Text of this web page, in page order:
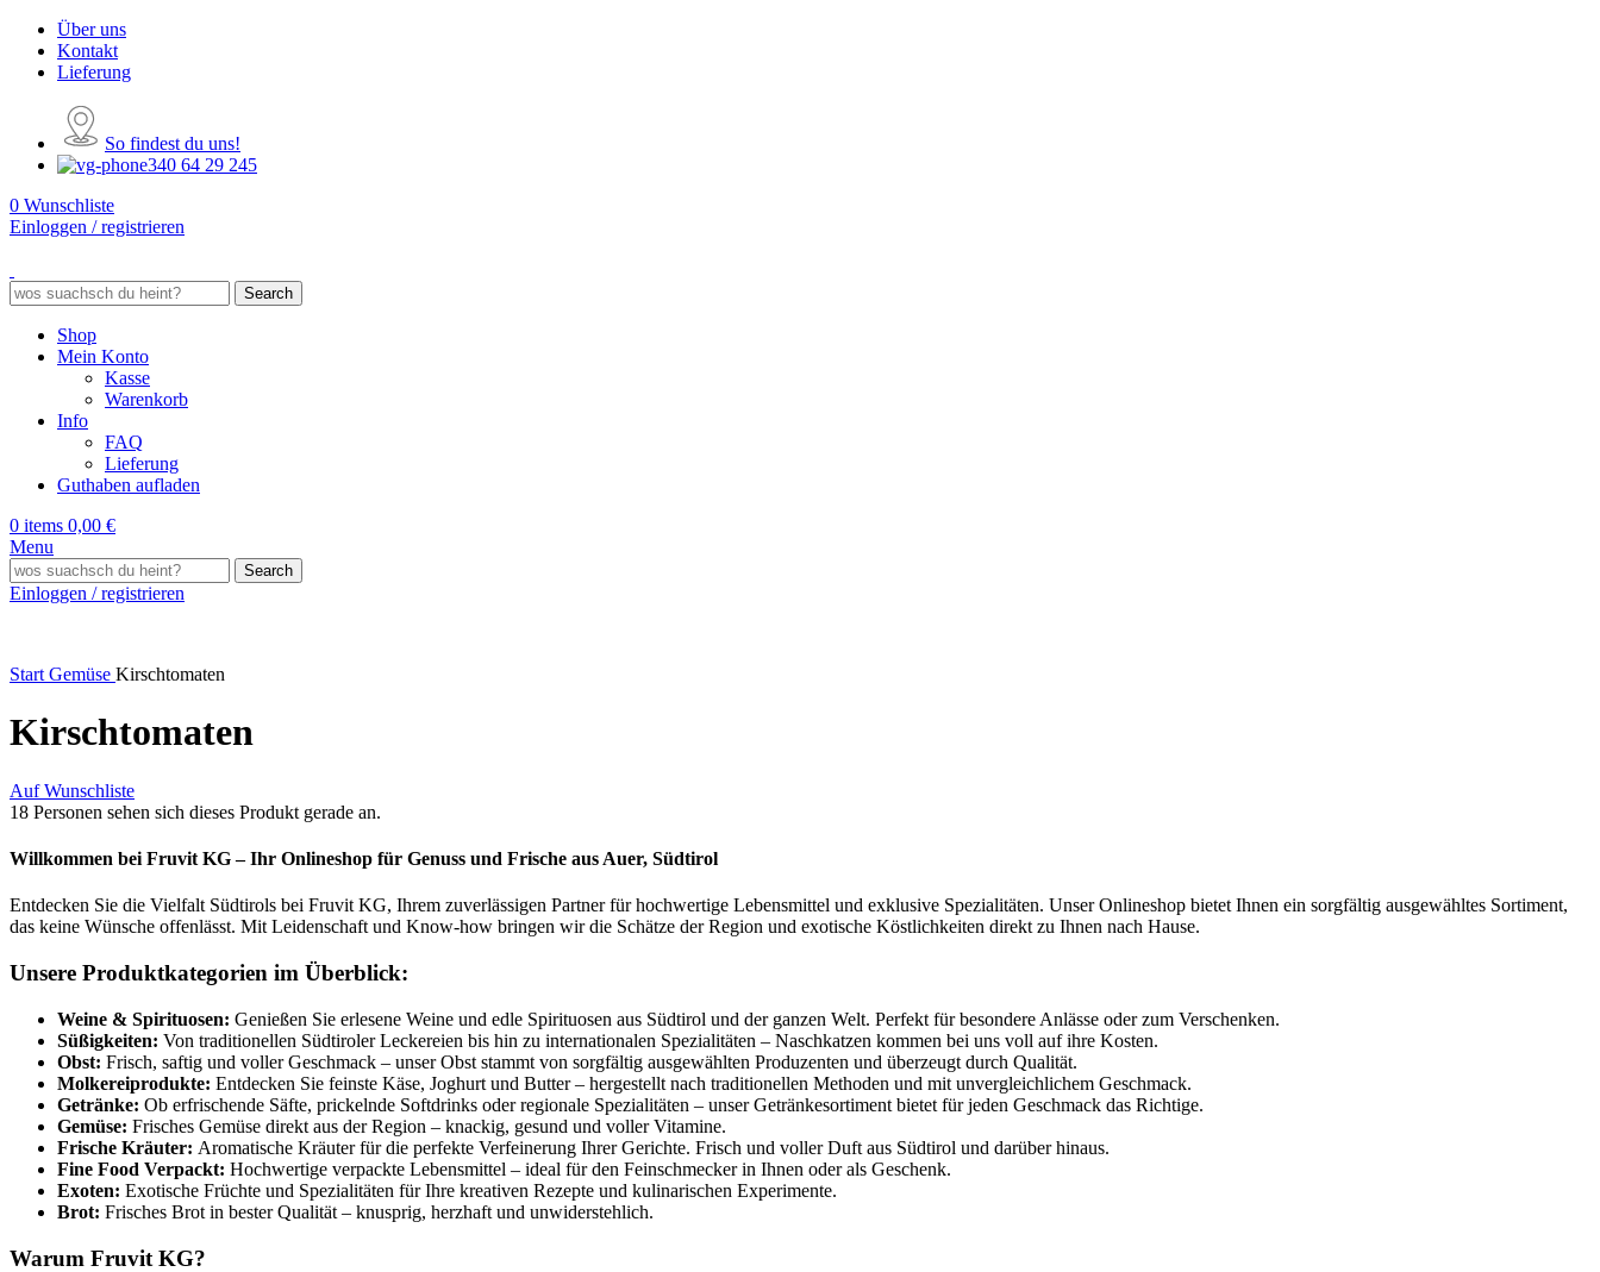
Über uns
Kontakt
Lieferung
So findest du uns!
340 64 29 245
0 Wunschliste
Einloggen / registrieren
Search
Shop
Mein Konto
Kasse
Warenkorb
Info
FAQ
Lieferung
Guthaben aufladen
0 items 0,00 €
Menu
Search
Einloggen / registrieren
Start Gemüse Kirschtomaten
Kirschtomaten
Auf Wunschliste
18 Personen sehen sich dieses Produkt gerade an.
Willkommen bei Fruvit KG – Ihr Onlineshop für Genuss und Frische aus Auer, Südtirol
Entdecken Sie die Vielfalt Südtirols bei Fruvit KG, Ihrem zuverlässigen Partner für hochwertige Lebensmittel und exklusive Spezialitäten. Unser Onlineshop bietet Ihnen ein sorgfältig ausgewähltes Sortiment,
das keine Wünsche offenlässt. Mit Leidenschaft und Know-how bringen wir die Schätze der Region und exotische Köstlichkeiten direkt zu Ihnen nach Hause.
Unsere Produktkategorien im Überblick:
Weine & Spirituosen: Genießen Sie erlesene Weine und edle Spirituosen aus Südtirol und der ganzen Welt. Perfekt für besondere Anlässe oder zum Verschenken.
Süßigkeiten: Von traditionellen Südtiroler Leckereien bis hin zu internationalen Spezialitäten – Naschkatzen kommen bei uns voll auf ihre Kosten.
Obst: Frisch, saftig und voller Geschmack – unser Obst stammt von sorgfältig ausgewählten Produzenten und überzeugt durch Qualität.
Molkereiprodukte: Entdecken Sie feinste Käse, Joghurt und Butter – hergestellt nach traditionellen Methoden und mit unvergleichlichem Geschmack.
Getränke: Ob erfrischende Säfte, prickelnde Softdrinks oder regionale Spezialitäten – unser Getränkesortiment bietet für jeden Geschmack das Richtige.
Gemüse: Frisches Gemüse direkt aus der Region – knackig, gesund und voller Vitamine.
Frische Kräuter: Aromatische Kräuter für die perfekte Verfeinerung Ihrer Gerichte. Frisch und voller Duft aus Südtirol und darüber hinaus.
Fine Food Verpackt: Hochwertige verpackte Lebensmittel – ideal für den Feinschmecker in Ihnen oder als Geschenk.
Exoten: Exotische Früchte und Spezialitäten für Ihre kreativen Rezepte und kulinarischen Experimente.
Brot: Frisches Brot in bester Qualität – knusprig, herzhaft und unwiderstehlich.
Warum Fruvit KG?